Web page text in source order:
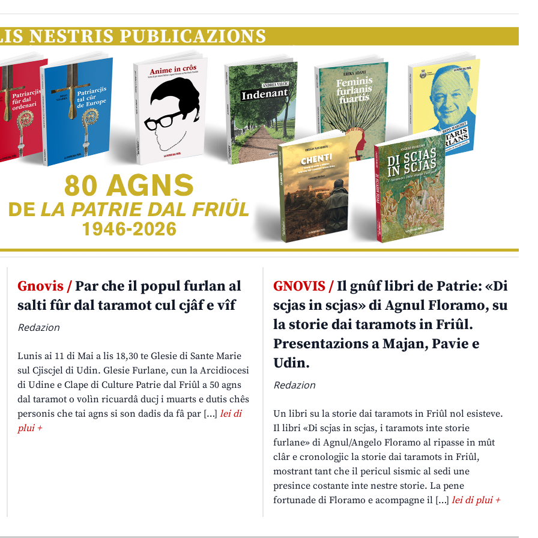
Gnovis /Par che il popul furlan al
salti fûr dal taramot cul cjâf e vîf
Redazion
Lunis ai 11 di Mai a lis 18,30 te Glesie di Sante Marie
sul Cjiscjel di Udin. Glesie Furlane, cun la Arcidiocesi
di Udine e Clape di Culture Patrie dal Friûl a 50 agns
dal taramot o volìn ricuardâ ducj i muarts e dutis chês
personis che tai agns si son dadis da fâ par […] lei di
plui +
GNOVIS /Il gnûf libri de Patrie: «Di
scjas in scjas» di Agnul Floramo, su
la storie dai taramots in Friûl.
Presentazions a Majan, Pavie e
Udin.
Redazion
Un libri su la storie dai taramots in Friûl nol esisteve.
Il libri «Di scjas in scjas, i taramots inte storie
furlane» di Agnul/Angelo Floramo al ripasse in mût
clâr e cronologjic la storie dai taramots in Friûl,
mostrant tant che il pericul sismic al sedi une
presince costante inte nestre storie. La pene
fortunade di Floramo e acompagne il […]lei di plui +